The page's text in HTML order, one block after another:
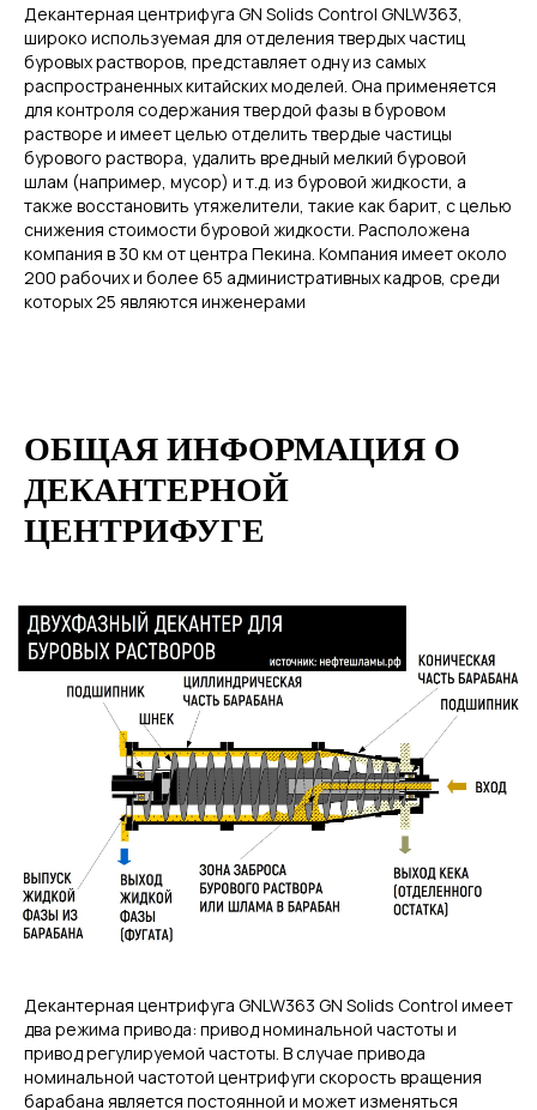
Декантерная центрифуга GN Solids Control GNLW363,
широко используемая для отделения твердых частиц
буровых растворов, представляет одну из самых
распространенных китайских моделей. Она применяется
для контроля содержания твердой фазы в буровом
растворе и имеет целью отделить твердые частицы
бурового раствора, удалить вредный мелкий буровой
шлам (например, мусор) и т.д. из буровой жидкости, а
также восстановить утяжелители, такие как барит, с целью
снижения стоимости буровой жидкости. Расположена
компания в 30 км от центра Пекина. Компания имеет около
200 рабочих и более 65 административных кадров, среди
которых 25 являются инженерами
ОБЩАЯ ИНФОРМАЦИЯ О
ДЕКАНТЕРНОЙ
ЦЕНТРИФУГЕ
Декантерная центрифуга GNLW363 GN Solids Control имеет
два режима привода: привод номинальной частоты и
привод регулируемой частоты. В случае привода
номинальной частотой центрифуги скорость вращения
барабана является постоянной и может изменяться